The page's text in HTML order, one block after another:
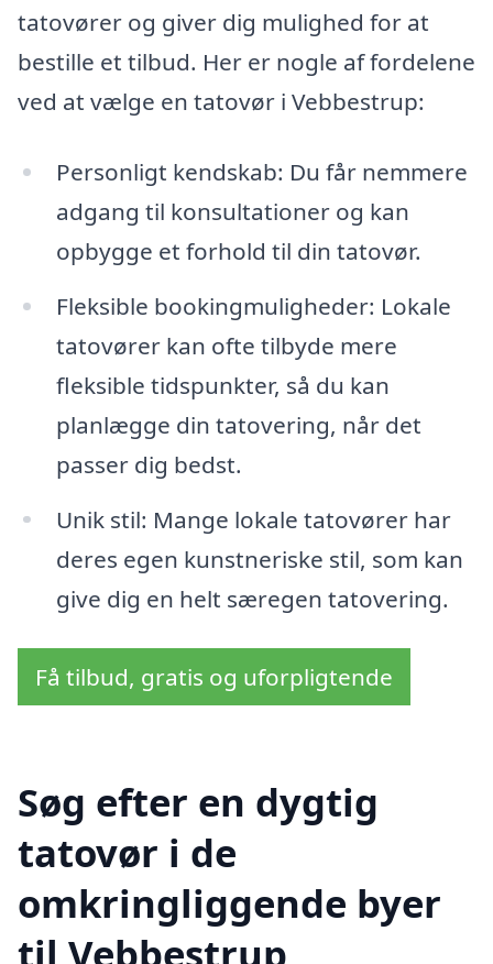
tatovører og giver dig mulighed for at
bestille et tilbud. Her er nogle af fordelene
ved at vælge en tatovør i Vebbestrup:
Personligt kendskab: Du får nemmere
adgang til konsultationer og kan
opbygge et forhold til din tatovør.
Fleksible bookingmuligheder: Lokale
tatovører kan ofte tilbyde mere
fleksible tidspunkter, så du kan
planlægge din tatovering, når det
passer dig bedst.
Unik stil: Mange lokale tatovører har
deres egen kunstneriske stil, som kan
give dig en helt særegen tatovering.
Få tilbud, gratis og uforpligtende
Søg efter en dygtig
tatovør i de
omkringliggende byer
til Vebbestrup